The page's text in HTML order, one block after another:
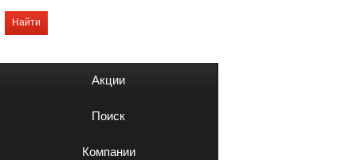
Найти
Акции
Поиск
Компании